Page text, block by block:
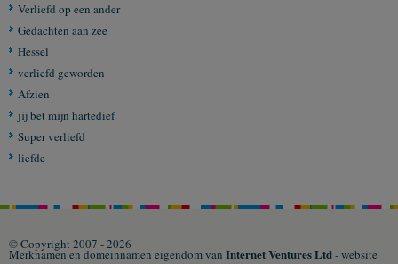
Verliefd op een ander
Gedachten aan zee
Hessel
verliefd geworden
Afzien
jij bet mijn hartedief
Super verliefd
liefde
© Copyright 2007 - 2026
Merknamen en domeinnamen eigendom van Internet Ventures Ltd- website